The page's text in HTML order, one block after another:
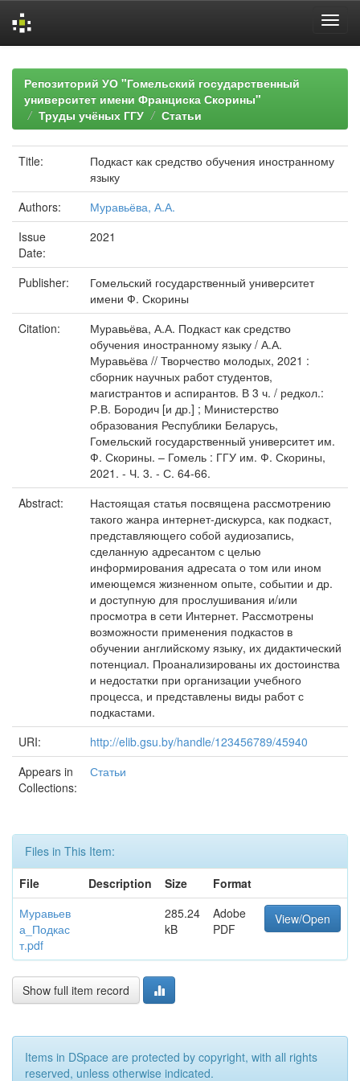
navigationРепозиторий УО "Гомельский государственный
университет имени Франциска Скорины"
Труды учёных ГГУ
Статьи
Title:
Подкаст как средство обучения иностранному
языку
Authors:
Муравьёва, А.А.
Issue
Date:
2021
Publisher:
Гомельский государственный университет
имени Ф. Скорины
Citation:
Муравьёва, А.А. Подкаст как средство
обучения иностранному языку / А.А.
Муравьёва // Творчество молодых, 2021 :
сборник научных работ студентов,
магистрантов и аспирантов. В 3 ч. / редкол.:
Р.В. Бородич [и др.] ; Министерство
образования Республики Беларусь,
Гомельский государственный университет им.
Ф. Скорины. – Гомель : ГГУ им. Ф. Скорины,
2021. - Ч. 3. - С. 64-66.
Abstract:
Настоящая статья посвящена рассмотрению
такого жанра интернет-дискурса, как подкаст,
представляющего собой аудиозапись,
сделанную адресантом с целью
информирования адресата о том или ином
имеющемся жизненном опыте, событии и др.
и доступную для прослушивания и/или
просмотра в сети Интернет. Рассмотрены
возможности применения подкастов в
обучении английскому языку, их дидактический
потенциал. Проанализированы их достоинства
и недостатки при организации учебного
процесса, и представлены виды работ с
подкастами.
URI:
http://elib.gsu.by/handle/123456789/45940
Appears in
Collections:
Статьи
Files in This Item:
File
Description Size
Format
Муравьев
а_Подкас
т.pdf
285.24
kB
Adobe
PDF
View/Open
Show full item record
Items in DSpace are protected by copyright, with all rights
reserved, unless otherwise indicated.